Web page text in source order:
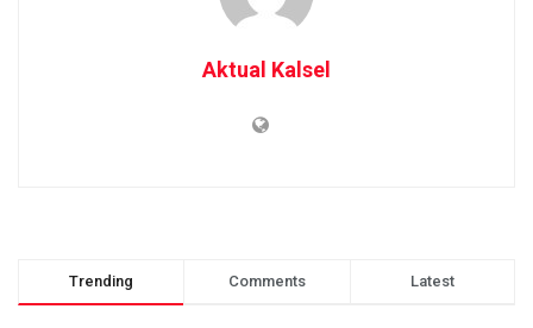
Aktual Kalsel
Trending Comments Latest